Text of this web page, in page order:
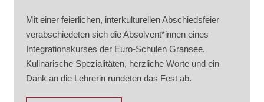
Mit einer feierlichen, interkulturellen Abschiedsfeier
verabschiedeten sich die Absolvent*innen eines
Integrationskurses der Euro-Schulen Gransee.
Kulinarische Spezialitäten, herzliche Worte und ein
Dank an die Lehrerin rundeten das Fest ab.